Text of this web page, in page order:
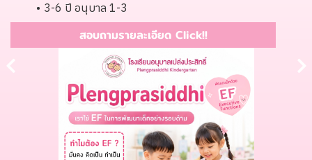
3-6 ปี อนุบาล 1-3
สอบถามรายละเอียด Click!!